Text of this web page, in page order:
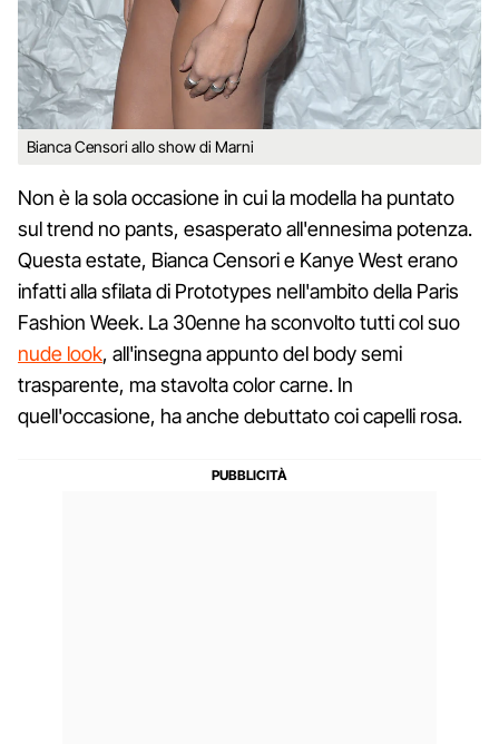
Bianca Censori allo show di Marni
Non è la sola occasione in cui la modella ha puntato
sul trend no pants, esasperato all'ennesima potenza.
Questa estate, Bianca Censori e Kanye West erano
infatti alla sfilata di Prototypes nell'ambito della Paris
Fashion Week. La 30enne ha sconvolto tutti col suo
nude look, all'insegna appunto del body semi
trasparente, ma stavolta color carne. In
quell'occasione, ha anche debuttato coi capelli rosa.